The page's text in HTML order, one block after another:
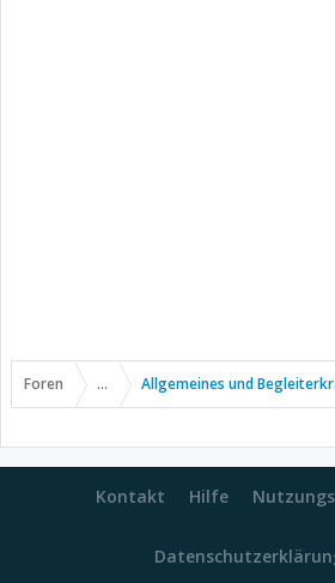
Foren ... Allgemeines und
Kontakt Hilfe